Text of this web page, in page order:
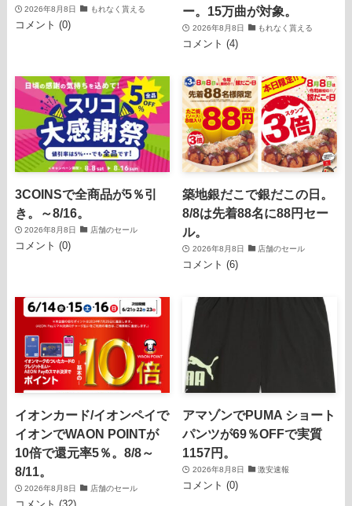
2026年8月8日 もれなく貰える
コメント (0)
ー。15万曲が対象。
2026年8月8日 もれなく貰える
コメント (4)
3COINSで全商品が5％引
き。～8/16。
2026年8月8日 店舗のセール
コメント (0)
築地銀だこで銀だこの日。
8/8は先着88名に88円セー
ル。
2026年8月8日 店舗のセール
コメント (6)
イオンカード/イオンペイで
イオンでWAON POINTが
10倍で還元率5％。8/8～
8/11。
2026年8月8日 店舗のセール
アマゾンでPUMA ショート
パンツが69％OFFで実質
1157円。
2026年8月8日 激安速報
コメント (0)